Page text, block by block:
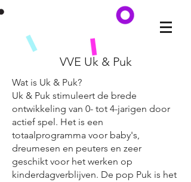
VVE Uk & Puk
Wat is Uk & Puk?
Uk & Puk stimuleert de brede
ontwikkeling van 0- tot 4-jarigen door
actief spel. Het is een
totaalprogramma voor baby's,
dreumesen en peuters en zeer
geschikt voor het werken op
kinderdagverblijven. De pop Puk is het